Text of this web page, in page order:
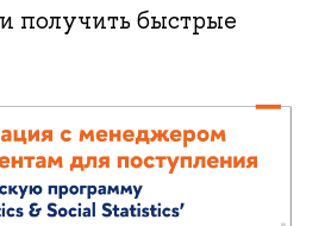
получить быстрые